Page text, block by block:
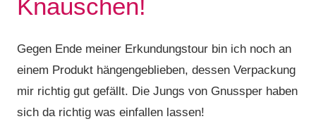
Knäuschen!
Gegen Ende meiner Erkundungstour bin ich noch an
einem Produkt hängengeblieben, dessen Verpackung
mir richtig gut gefällt. Die Jungs von Gnussper haben
sich da richtig was einfallen lassen!